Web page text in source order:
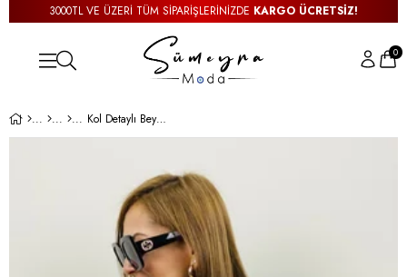
3000TL VE ÜZERİ TÜM SİPARİŞLERİNİZDE KARGO ÜCRETSİZ!
0
Kol Detaylı Beyaz Sweatshirt